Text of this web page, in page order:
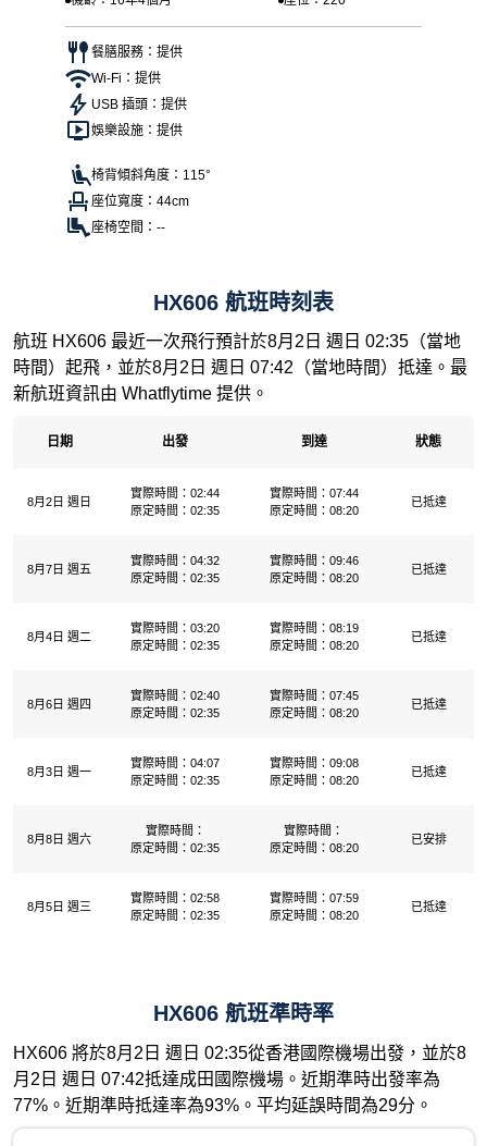
餐膳服務：提供
Wi-Fi：提供
USB 插頭：提供
娛樂設施：提供
椅背傾斜角度：115°
座位寬度：44cm
座椅空間：--
HX606 航班時刻表
航班 HX606 最近一次飛行預計於8月2日 週日 02:35（當地
時間）起飛，並於8月2日 週日 07:42（當地時間）抵達。最
新航班資訊由 Whatflytime 提供。
日期 出發 到達 狀態
8月2日 週日
實際時間：02:44
原定時間：02:35
實際時間：07:44
原定時間：08:20
已抵達
8月7日 週五
實際時間：04:32
原定時間：02:35
實際時間：09:46
原定時間：08:20
已抵達
8月4日 週二
實際時間：03:20
原定時間：02:35
實際時間：08:19
原定時間：08:20
已抵達
8月6日 週四
實際時間：02:40
原定時間：02:35
實際時間：07:45
原定時間：08:20
已抵達
8月3日 週一
實際時間：04:07
原定時間：02:35
實際時間：09:08
原定時間：08:20
已抵達
8月8日 週六
實際時間：
原定時間：02:35
實際時間：
原定時間：08:20
已安排
8月5日 週三
實際時間：02:58
原定時間：02:35
實際時間：07:59
原定時間：08:20
已抵達
HX606 航班準時率
HX606 將於8月2日 週日 02:35從香港國際機場出發，並於8
月2日 週日 07:42抵達成田國際機場。近期準時出發率為
77%。近期準時抵達率為93%。平均延誤時間為29分。